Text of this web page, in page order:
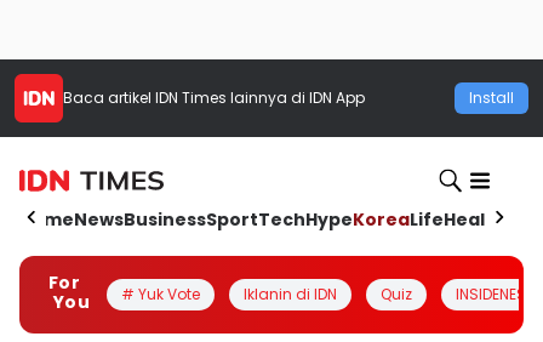
Baca artikel IDN Times lainnya di IDN App Install
HomeNewsBusinessSportTechHypeKoreaLifeHealth
For
You
# Yuk Vote Iklanin di IDN Quiz INSIDENESIA